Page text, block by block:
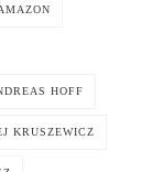
HOFF
KRUSZEWICZ